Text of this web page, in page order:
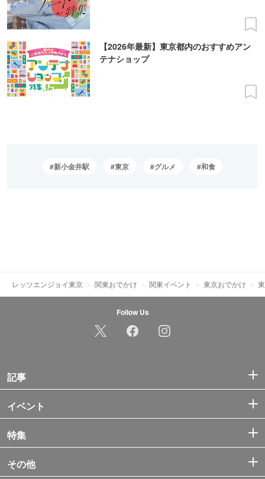
【2026年最新】東京都内のおすすめアン
テナショップ
新小金井駅 東京 グルメ 和食
レッツエンジョイ東京 関東おでかけ 関東イベント 東京おでかけ
Follow Us
記事
イベント
特集
その他